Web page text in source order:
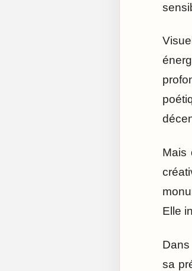
Mais
Elle
sa